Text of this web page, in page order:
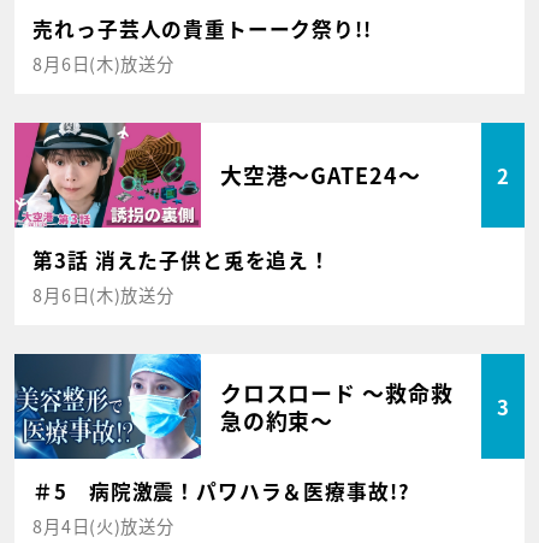
売れっ子芸人の貴重トーーク祭り!!
8月6日(木)放送分
大空港～GATE24～ 2
第3話 消えた子供と兎を追え！
8月6日(木)放送分
クロスロード ～救命救
急の約束～
3
＃5 病院激震！パワハラ＆医療事故!?
8月4日(火)放送分